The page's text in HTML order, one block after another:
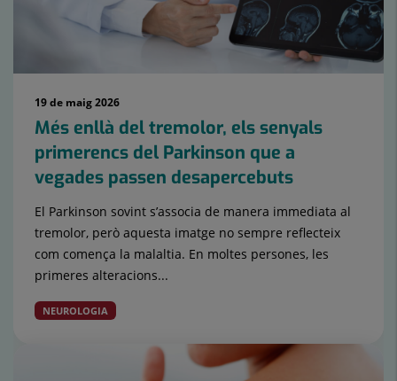
19 de maig 2026
Més enllà del tremolor, els senyals
primerencs del Parkinson que a
vegades passen desapercebuts
El Parkinson sovint s’associa de manera immediata al
tremolor, però aquesta imatge no sempre reflecteix
com comença la malaltia. En moltes persones, les
primeres alteracions...
NEUROLOGIA